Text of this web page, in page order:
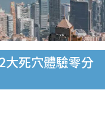
大死穴體驗零分